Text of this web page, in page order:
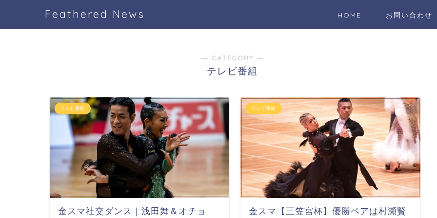
Feathered News HOME お問い合わせ
― CATEGORY ―
テレビ番組
テレビ番組
金スマ社交ダンス｜浅田舞＆オチョ
テレビ番組
金スマ【三笠宮杯】優勝ペアは村瀬賢